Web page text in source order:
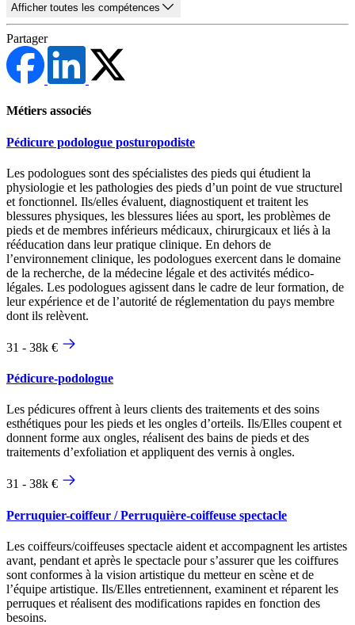
Afficher toutes les compétences
Partager
Métiers associés
Pédicure podologue posturopodiste
Les podologues sont des spécialistes des pieds qui étudient la
physiologie et les pathologies des pieds d’un point de vue structurel
et fonctionnel. Ils/elles évaluent, diagnostiquent et traitent les
blessures physiques, les blessures liées au sport, les problèmes de
pieds et de membres inférieurs médicaux, chirurgicaux et liés à la
rééducation dans leur pratique clinique. En dehors de
l’environnement clinique, les podologues exercent dans le domaine
de la recherche, de la médecine légale et des activités médico-
légales. Les podologues agissent dans le cadre de leur formation, de
leur expérience et de l’autorité de réglementation du pays membre
dont ils relèvent.
31 - 38k €
Pédicure-podologue
Les pédicures offrent à leurs clients des traitements et des soins
esthétiques pour les pieds et les ongles d’orteils. Ils/Elles coupent et
donnent forme aux ongles, réalisent des bains de pieds et des
traitements d’exfoliation et appliquent des vernis à ongles.
31 - 38k €
Perruquier-coiffeur / Perruquière-coiffeuse spectacle
Les coiffeurs/coiffeuses spectacle aident et accompagnent les artistes
avant, pendant et après le spectacle pour s’assurer que les coiffures
sont conformes à la vision artistique du metteur en scène et de
l’équipe artistique. Ils/Elles entretiennent, examinent et réparent les
perruques et réalisent des modifications rapides en fonction des
besoins.